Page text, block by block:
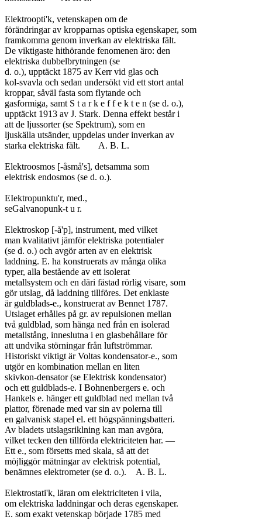
Elektroopti'k, vetenskapen om de
förändringar av kropparnas optiska egenskaper, som
framkomma genom inverkan av elektriska fält.
De viktigaste hithörande fenomenen äro: den
elektriska dubbelbrytningen (se
d. o.), upptäckt 1875 av Kerr vid glas och
kol-svavla och sedan undersökt vid ett stort antal
kroppar, såväl fasta som flytande och
gasformiga, samt S t a r k e f f e k t e n (se d. o.),
upptäckt 1913 av J. Stark. Denna effekt består i
att de ljussorter (se Spektrum), som en
ljuskälla utsänder, uppdelas under inverkan av
starka elektriska fält.	A. B. L.
Elektroosmos [-åsmå's], detsamma som
elektrisk endosmos (se d. o.).
EIektropunktu'r, med.,
seGalvanopunk-t u r.
Elektroskop [-å'p], instrument, med vilket
man kvalitativt jämför elektriska potentialer
(se d. o.) och avgör arten av en elektrisk
laddning. E. ha konstruerats av många olika
typer, alla bestående av ett isolerat
metallsystem och en däri fästad rörlig visare, som
gör utslag, då laddning tillföres. Det enklaste
är guldblads-e., konstruerat av Bennet 1787.
Utslaget erhålles på gr. av repulsionen mellan
två guldblad, som hänga ned från en isolerad
metallstång, inneslutna i en glasbehållare för
att undvika störningar från luftströmmar.
Historiskt viktigt är Voltas kondensator-e., som
utgör en kombination mellan en liten
skivkon-densator (se Elektrisk kondensator)
och ett guldblads-e. I Bohnenbergers e. och
Hankels e. hänger ett guldblad ned mellan två
plattor, förenade med var sin av polerna till
en galvanisk stapel el. ett högspänningsbatteri.
Av bladets utslagsriklning kan man avgöra,
vilket tecken den tillförda elektriciteten har. —
Ett e., som försetts med skala, så att det
möjliggör mätningar av elektrisk potential,
benämnes elektrometer (se d. o.).	A. B. L.
Elektrostati'k, läran om elektriciteten i vila,
om elektriska laddningar och deras egenskaper.
E. som exakt vetenskap började 1785 med